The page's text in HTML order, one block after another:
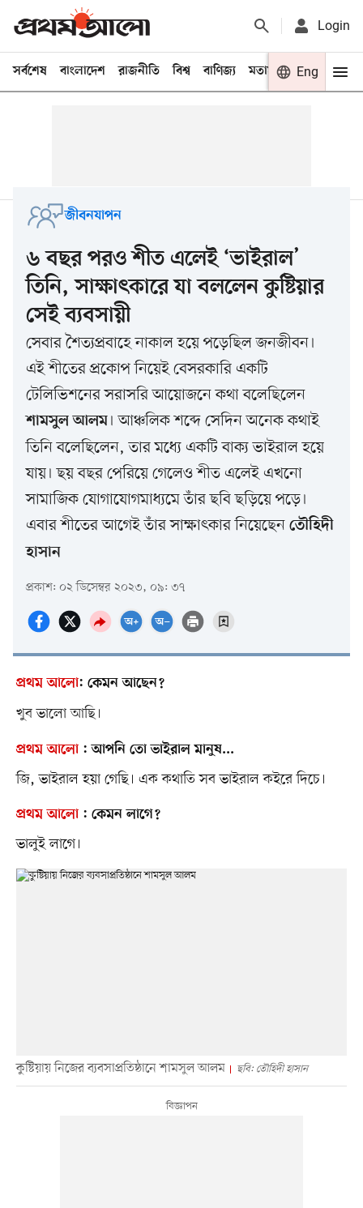
Login
সর্বশেষ বাংলাদেশ রাজনীতি বিশ্ব বাণিজ্য মতামত খেলা
Eng
জীবনযাপন
৬ বছর পরও শীত এলেই ‘ভাইরাল’
তিনি, সাক্ষাৎকারে যা বললেন কুষ্টিয়ার
সেই ব্যবসায়ী
সেবার শৈত্যপ্রবাহে নাকাল হয়ে পড়েছিল জনজীবন।
এই শীতের প্রকোপ নিয়েই বেসরকারি একটি
টেলিভিশনের সরাসরি আয়োজনে কথা বলেছিলেন
শামসুল আলম। আঞ্চলিক শব্দে সেদিন অনেক কথাই
তিনি বলেছিলেন, তার মধ্যে একটি বাক্য ভাইরাল হয়ে
যায়। ছয় বছর পেরিয়ে গেলেও শীত এলেই এখনো
সামাজিক যোগাযোগমাধ্যমে তাঁর ছবি ছড়িয়ে পড়ে।
এবার শীতের আগেই তাঁর সাক্ষাৎকার নিয়েছেন তৌহিদী
হাসান
প্রকাশ: ০২ ডিসেম্বর ২০২৩, ০৯: ৩৭
প্রথম আলো: কেমন আছেন?
খুব ভালো আছি।
প্রথম আলো:আপনি তো ভাইরাল মানুষ...
জি, ভাইরাল হয়া গেছি। এক কথাতি সব ভাইরাল কইরে দিচে।
প্রথম আলো: কেমন লাগে?
ভালুই লাগে।
কুষ্টিয়ায় নিজের ব্যবসাপ্রতিষ্ঠানে শামসুল আলম ছবি: তৌহিদী হাসান